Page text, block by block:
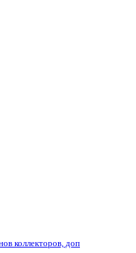
коллекторов, доп